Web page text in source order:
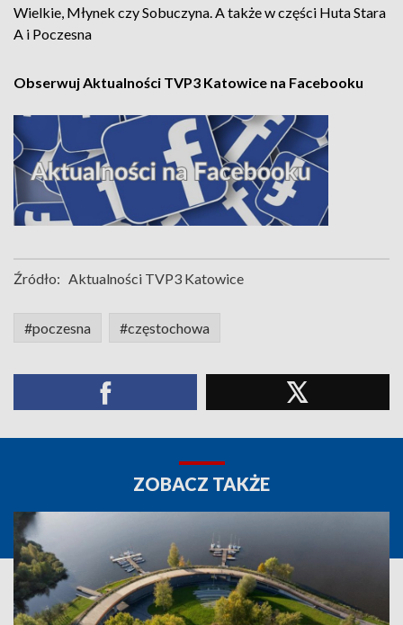
Wielkie, Młynek czy Sobuczyna. A także w części Huta Stara
A i Poczesna
Obserwuj Aktualności TVP3 Katowice na Facebooku
Źródło: Aktualności TVP3 Katowice
#poczesna #częstochowa
ZOBACZ TAKŻE